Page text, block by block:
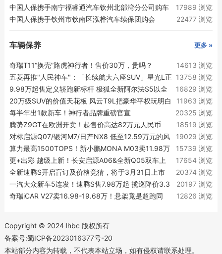
中国人保携手南宁福睿通汽车钦州北部湾分公司购车
嘉年华
17989 浏览
中国人保携手钦州市钦南区泓桦汽车续保团购会
22477 浏览
车辆保养 更多 »
奇瑞T11“换壳”路虎神行者！售价30万，贵吗？
14613 浏览
五菱再推"人民神车"：「长续航大六座SUV」星光L正
式亮相！
13758 浏览
9.98万起售定义轿跑新标杆 极狐全新阿尔法S5以全
维越级实力律动上市
16829 浏览
20万级SUV的价值天花板 风云T9L把豪华平权玩明白
了
11963 浏览
每半年出1款新车！神行者品牌重磅官宣
20325 浏览
腾势Z9GT在欧洲开卖！起售价高达82万元人民币
18519 浏览
对标启源Q07/银河M7/日产NX8 低至12.59万元的风
云T9L超了谁的车？
19029 浏览
算力最高1500TOPS！新小鹏MONA M03卖11.98万
起
15739 浏览
更+出彩 越级上新！长安启源A06&全新Q05双车上
新实力越级
17654 浏览
全新速腾S开启盲订及价格竞猜，将于3月31日上市
20374 浏览
一汽大众新车5连发！速腾S售7.98万起 揽巡降价3.3
万
20197 浏览
奇瑞iCAR V27卖16.98-19.68万！悬架竟是超跑同
12826 浏览
Copyright © 2024 lhbc 版权所有
备案号:蜀ICP备2023016377号-20
本站部分内容为转载，不代表本站立场，如有侵权请联系处理。